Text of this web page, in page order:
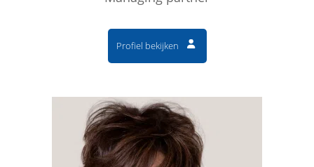
Profiel bekijken